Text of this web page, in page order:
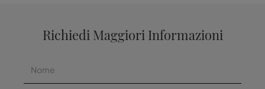
Richiedi Maggiori Informazioni